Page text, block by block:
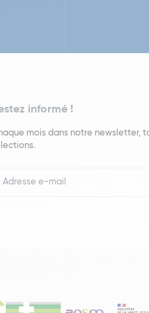
informé !
mois dans notre newsletter,